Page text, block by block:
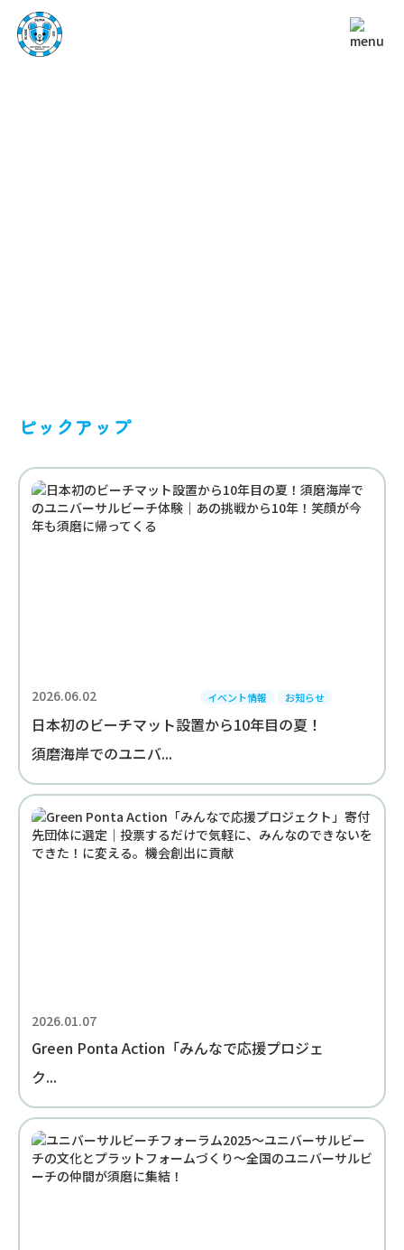
ピックアップ
2026.06.02 イベント情報 お知らせ
日本初のビーチマット設置から10年目の夏！
須磨海岸でのユニバ...
2026.01.07
Green Ponta Action「みんなで応援プロジェ
ク...